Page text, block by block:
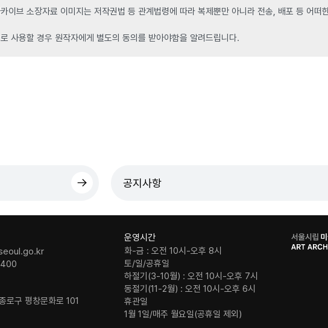
이브 소장자료 이미지는 저작권법 등 관계법령에 따라 복제뿐만 아니라 전송, 배포 등 어떠
사용할 경우 원작자에게 별도의 동의를 받아야함을 알려드립니다.
공지사항
로구 평창문화로 101
운영시간
화-금 : 오전 10시-오후 8시
토/일/공휴일
하절기(3-10월) : 오전 10시-오후 7시
동절기(11-2월) : 오전 10시-오후 6시
휴관일
1월 1일/매주 월요일(공휴일 제외)
로
고